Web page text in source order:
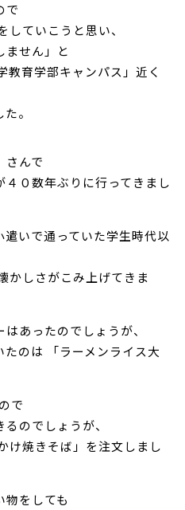
ついてはこちら
合わせ
で
ていこうと思い、
ません」と
教育学部キャンパス」近く
。
さんで
０数年ぶりに行ってきまし
いで通っていた学生時代以
かしさがこみ上げてきま
あったのでしょうが、
のは 「ラーメンライス大
で
のでしょうが、
け焼きそば」を注文しまし
物をしても